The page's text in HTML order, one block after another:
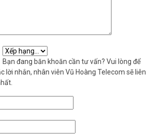
Bạn đang băn khoăn cần tư vấn? Vui lòng để
lời nhắn, nhân viên Vũ Hoàng Telecom sẽ liên